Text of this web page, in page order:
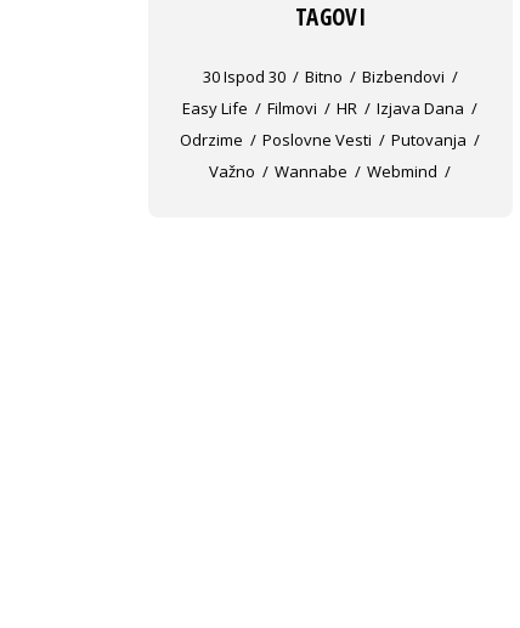
TAGOVI
30 Ispod 30 Bitno
Bizbendovi
Easy Life
Filmovi HR
Izjava Dana
Odrzime
Poslovne Vesti
Putovanja
Važno
Wannabe Webmind